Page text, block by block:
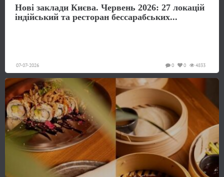
Нові заклади Києва. Червень 2026: 27 локацій
індійський та ресторан бессарабських...
07-07-2026 4833
0
0